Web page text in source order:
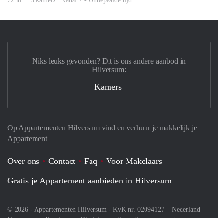
Op Appartementen Hilversum vind en verhuur je makkelijk je
Appartement
Over ons Contact Faq
Voor Makelaars
Gratis je Appartement aanbieden in Hilversum
© 2026 - Appartementen Hilversum - KvK nr. 02094127 – Nederland
Niks leuks gevonden? Dit is ons andere aanbod in
Hilversum:
Kamers